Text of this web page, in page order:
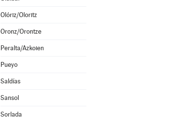
Olóriz/Oloritz
Oronz/Orontze
Peralta/Azkoien
Pueyo
Saldías
Sansol
Sorlada